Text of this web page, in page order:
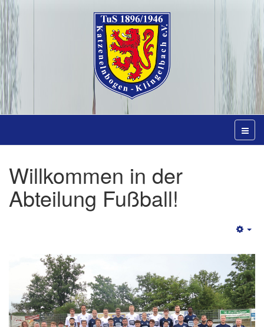
Willkommen in der
Abteilung Fußball!